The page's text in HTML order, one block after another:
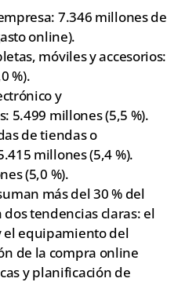
7.346 millones de
online).
móviles y accesorios:
%).
y
5.499 millones (5,5 %).
de tiendas o
millones (5,4 %).
(5,0 %).
más del 30 % del
tendencias claras: el
el equipamiento del
de la compra online
y planificación de